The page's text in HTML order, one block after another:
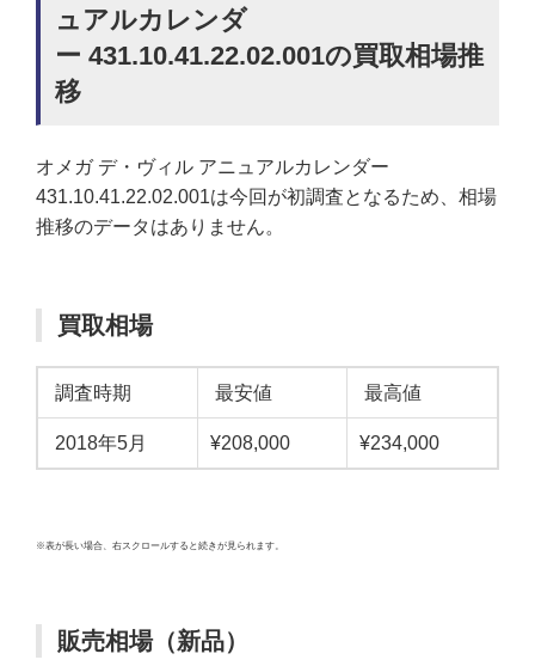
ュアルカレンダ
ー 431.10.41.22.02.001の買取相場推
移
オメガ デ・ヴィル アニュアルカレンダー
431.10.41.22.02.001は今回が初調査となるため、相場
推移のデータはありません。
買取相場
調査時期 最安値 最高値
2018年5月 ¥208,000 ¥234,000
※表が長い場合、右スクロールすると続きが見られます。
販売相場（新品）